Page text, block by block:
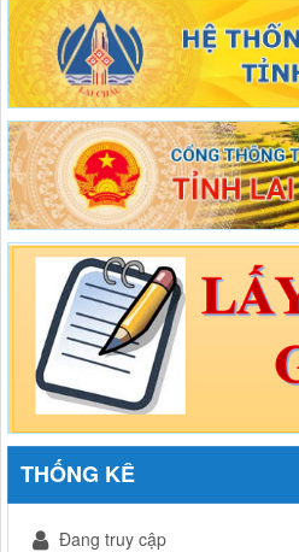
THỐNG KÊ
Đang truy cập